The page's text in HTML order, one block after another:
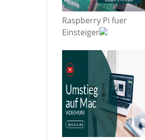
Raspberry Pi fuer
Einsteiger